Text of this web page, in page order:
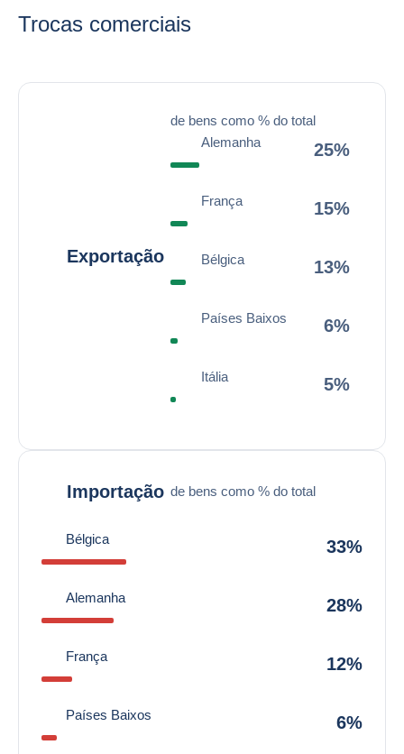
Trocas comerciais
Exportação
de bens como % do total
Alemanha
25%
França 15%
Bélgica 13%
Países Baixos 6%
Itália 5%
Importação de bens como % do total
Bélgica 33%
Alemanha 28%
França 12%
Países Baixos 6%